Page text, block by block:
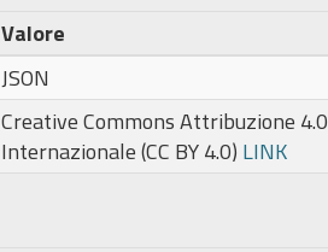
Valore
JSON
Creative Commons Attribuzione 4.0
Internazionale (CC BY 4.0) LINK